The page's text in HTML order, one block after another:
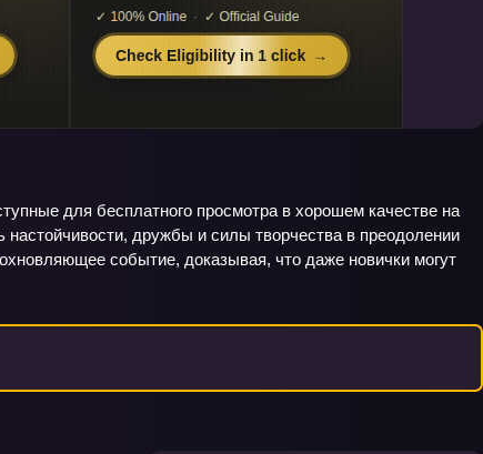
для бесплатного просмотра в хорошем качестве на
дружбы и силы творчества в преодолении
событие, доказывая, что даже новички могут